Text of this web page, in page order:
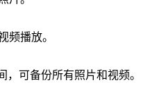
频播放。
，可备份所有照片和视频。